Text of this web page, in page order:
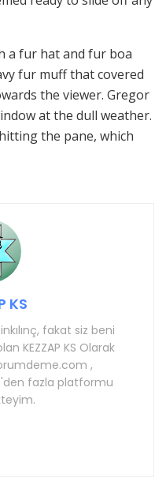
a fur hat and fur boa
fur muff that covered
the viewer. Gregor
at the dull weather.
the pane, which
KS
fakat siz beni
KEZZAP KS Olarak
,
fazla platformu